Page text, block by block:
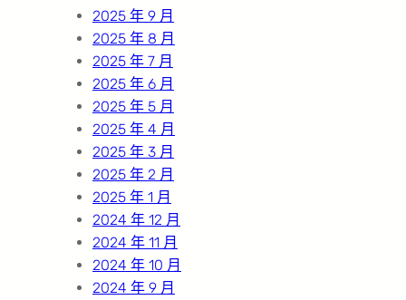
2025 年 9 月
2025 年 8 月
2025 年 7 月
2025 年 6 月
2025 年 5 月
2025 年 4 月
2025 年 3 月
2025 年 2 月
2025 年 1 月
2024 年 12 月
2024 年 11 月
2024 年 10 月
2024 年 9 月